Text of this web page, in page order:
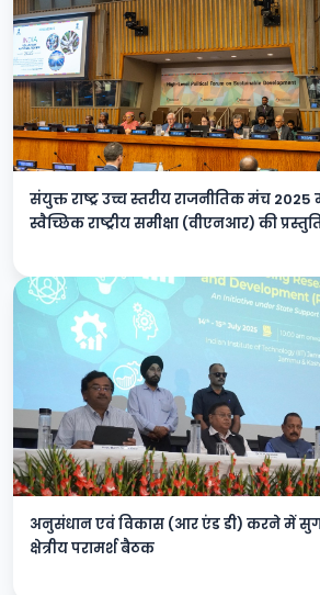
संयुक्त राष्ट्र उच्च स्तरीय राजनीतिक मंच 2025
स्वैच्छिक राष्ट्रीय समीक्षा (वीएनआर) की
अनुसंधान एवं विकास (आर एंड डी) करने में
क्षेत्रीय परामर्श बैठक